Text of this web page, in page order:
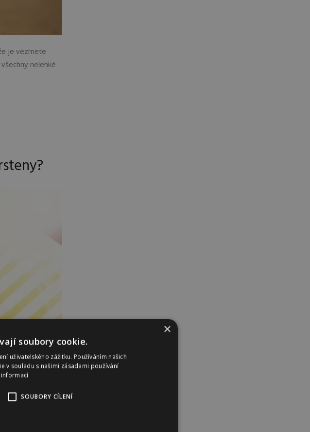
je vezmete
nelehké
než žádostí o
než
×
soubory cookie.
uživatelského zážitku. Používáním našich
v souladu s našimi zásadami používání
informací
SOUBORY CÍLENÍ